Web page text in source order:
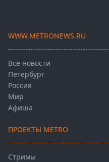
WWW.METRONEWS.RU
Все новости
Петербург
Россия
Мир
Афиша
ПРОЕКТЫ METRO
Стримы